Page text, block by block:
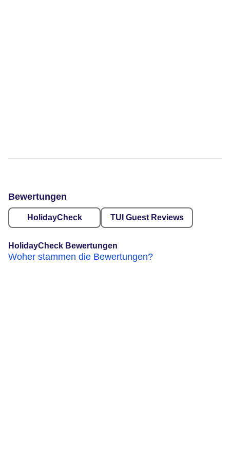
Bewertungen
HolidayCheck TUI Guest Reviews
HolidayCheck Bewertungen
Woher stammen die Bewertungen?